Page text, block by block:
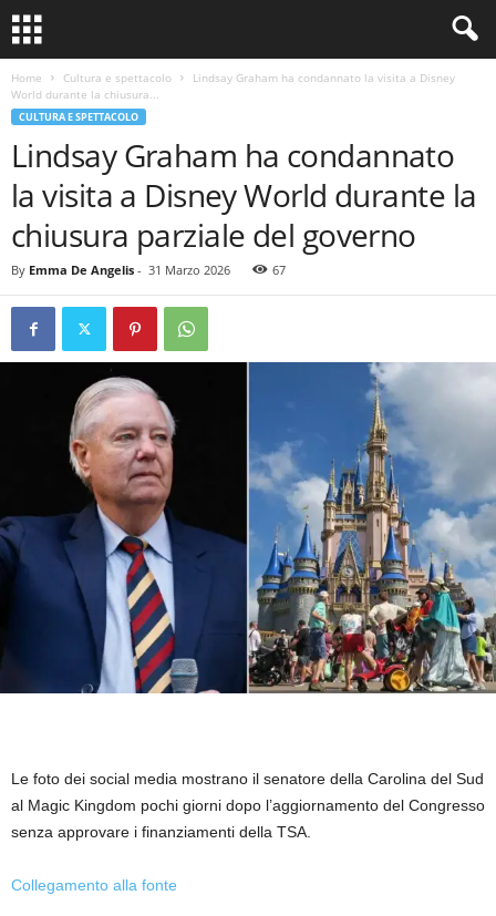
Home Cultura e spettacolo
Lindsay Graham ha condannato la visita a Disney
World durante la chiusura...
CULTURA E SPETTACOLO
Lindsay Graham ha condannato
la visita a Disney World durante la
chiusura parziale del governo
By Emma De Angelis - 31 Marzo 2026 67
Le foto dei social media mostrano il senatore della Carolina del Sud
al Magic Kingdom pochi giorni dopo l’aggiornamento del Congresso
senza approvare i finanziamenti della TSA.
Collegamento alla fonte